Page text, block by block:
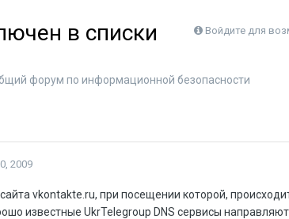
Войдите для
в списки
форум по информационной безопасности
2009
vkontakte.ru, при посещении которой,
известные UkrTelegroup DNS сервисы